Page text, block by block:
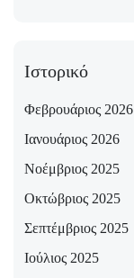
Ιστορικό
Φεβρουάριος 2026
Ιανουάριος 2026
Νοέμβριος 2025
Οκτώβριος 2025
Σεπτέμβριος 2025
Ιούλιος 2025